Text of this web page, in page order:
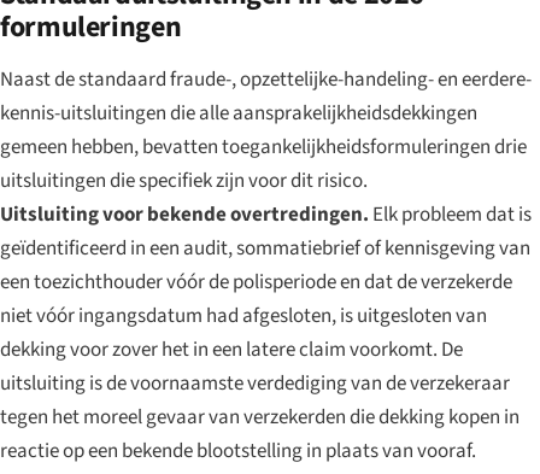
formuleringen
Naast de standaard fraude-, opzettelijke-handeling- en eerdere-
kennis-uitsluitingen die alle aansprakelijkheidsdekkingen
gemeen hebben, bevatten toegankelijkheidsformuleringen drie
uitsluitingen die specifiek zijn voor dit risico.
Uitsluiting voor bekende overtredingen. Elk probleem dat is
geïdentificeerd in een audit, sommatiebrief of kennisgeving van
een toezichthouder vóór de polisperiode en dat de verzekerde
niet vóór ingangsdatum had afgesloten, is uitgesloten van
dekking voor zover het in een latere claim voorkomt. De
uitsluiting is de voornaamste verdediging van de verzekeraar
tegen het moreel gevaar van verzekerden die dekking kopen in
reactie op een bekende blootstelling in plaats van vooraf.